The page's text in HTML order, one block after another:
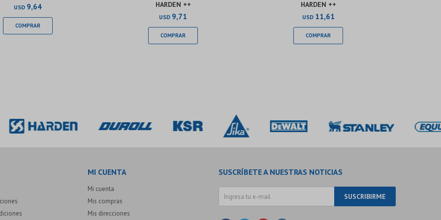
USD 9,64
HARDEN ++
USD 9,71
HARDEN ++
USD 11,61
MI CUENTA
Mi cuenta
Mis compras
Mis direcciones
SUSCRÍBETE A NUESTRAS NOTICIAS
SUSCRIBIRME